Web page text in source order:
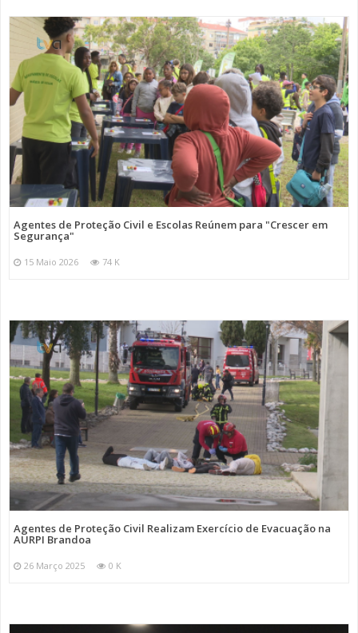
Agentes de Proteção Civil e Escolas Reúnem para "Crescer em
Segurança"
15 Maio 2026 74 K
Agentes de Proteção Civil Realizam Exercício de Evacuação na
AURPI Brandoa
26 Março 2025 0 K